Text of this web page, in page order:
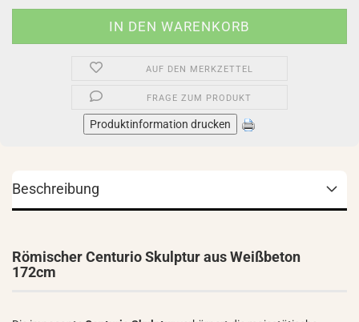
AUF DEN MERKZETTEL
FRAGE ZUM PRODUKT
Produktinformation drucken
Beschreibung
Römischer Centurio Skulptur aus Weißbeton
172cm